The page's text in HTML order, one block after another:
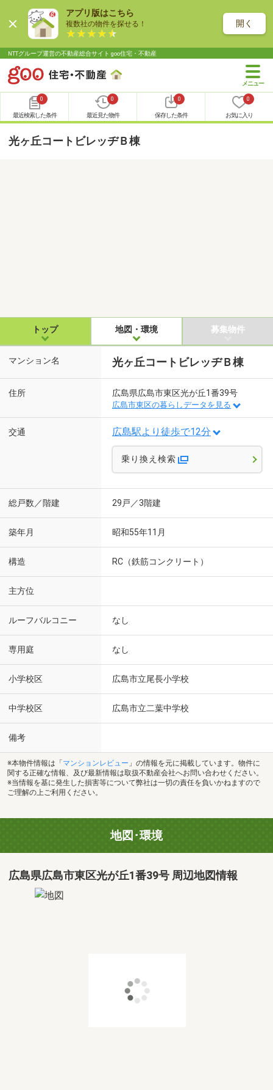
アプリ版はこちら
複数社の物件を探せる！ 開く
NTTグループ運営の不動産総合サイト goo住宅・不動産
0
最近検索した条件
0
最近見た物件
0
保存した条件
0
お気に入り
光ヶ丘コートビレッヂＢ棟
トップ 地図・環境 募集物件
マンション名 光ヶ丘コートビレッヂＢ棟
住所 広島県広島市東区光が丘1番39号
広島市東区の暮らしデータを見る
交通 広島駅より徒歩で12分
乗り換え検索
総戸数／階建 29戸／3階建
築年月 昭和55年11月
構造 RC（鉄筋コンクリート）
主方位
ルーフバルコニー なし
専用庭 なし
小学校区 広島市立尾長小学校
中学校区 広島市立二葉中学校
備考
※本物件情報は「 マンションレビュー 」の情報を元に掲載しています。物件に
関する正確な情報、及び最新情報は取扱不動産会社へお問い合わせください。
※当情報を基に発生した損害等について弊社は一切の責任を負いかねますので
ご理解の上ご利用ください。
地図･環境
広島県広島市東区光が丘1番39号 周辺地図情報